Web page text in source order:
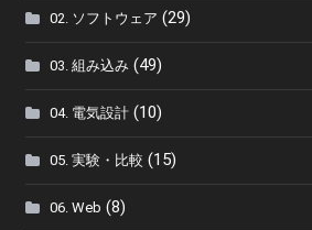
02. ソフトウェア (29)
03. 組み込み (49)
04. 電気設計 (10)
05. 実験・比較 (15)
06. Web (8)